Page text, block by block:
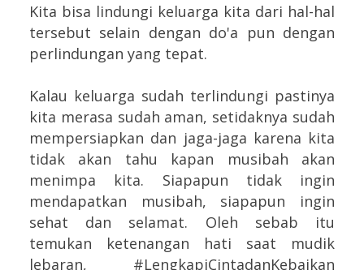
Kita bisa lindungi keluarga kita dari hal-hal
tersebut selain dengan do'a pun dengan
perlindungan yang tepat.
Kalau keluarga sudah terlindungi pastinya
kita merasa sudah aman, setidaknya sudah
mempersiapkan dan jaga-jaga karena kita
tidak akan tahu kapan musibah akan
menimpa kita. Siapapun tidak ingin
mendapatkan musibah, siapapun ingin
sehat dan selamat. Oleh sebab itu
temukan ketenangan hati saat mudik
lebaran, #LengkapiCintadanKebaikan